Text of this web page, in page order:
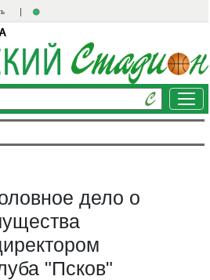
дело о
"Псков"